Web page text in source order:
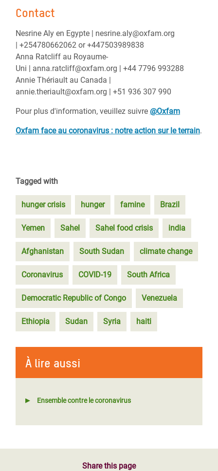
Contact
Nesrine Aly en Egypte | nesrine.aly@oxfam.org
| +254780662062 or +447503989838
Anna Ratcliff au Royaume-
Uni | anna.ratcliff@oxfam.org | +44 7796 993288
Annie Thériault au Canada |
annie.theriault@oxfam.org | +51 936 307 990
Pour plus d'information, veuillez suivre @Oxfam
Oxfam face au coronavirus : notre action sur le terrain.
Tagged with
hunger crisis hunger famine Brazil
Yemen Sahel Sahel food crisis india
Afghanistan South Sudan climate change
Coronavirus COVID-19 South Africa
Democratic Republic of Congo Venezuela
Ethiopia Sudan Syria haiti
À lire aussi
Ensemble contre le coronavirus
Share this page